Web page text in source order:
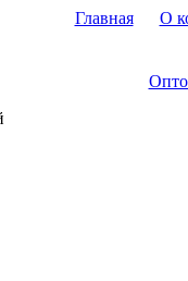
Главная О